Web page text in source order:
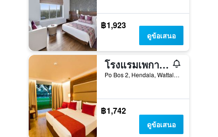
฿1,923
ดูข้อเสนอ
โรงแรมเพกาซัสรีฟ - รีสอร์ทชายหาดในโคลัมโบ
Po Bos 2, Hendala, Wattala, ศรีลังกา
฿1,742
ดูข้อเสนอ